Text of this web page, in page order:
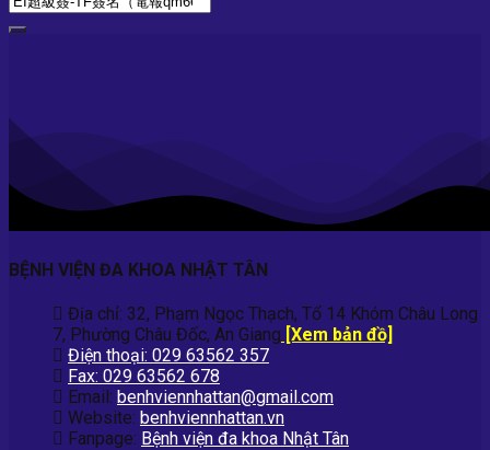
BỆNH VIỆN ĐA KHOA NHẬT TÂN
Địa chỉ: 32, Phạm Ngọc Thạch, Tổ 14 Khóm Châu Long
7, Phường Châu Đốc, An Giang [Xem bản đồ]
Điện thoại: 029 63562 357
Fax: 029 63562 678
Email: benhviennhattan@gmail.com
Website: benhviennhattan.vn
Fanpage: Bệnh viện đa khoa Nhật Tân